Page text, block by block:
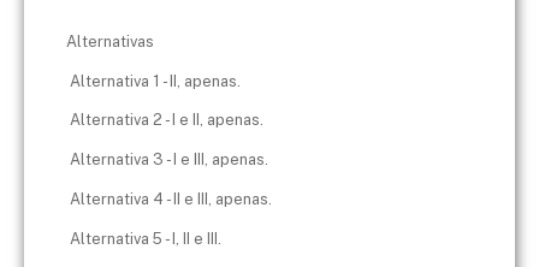
Alternativas
Alternativa 1 - II, apenas.
Alternativa 2 - I e II, apenas.
Alternativa 3 - I e III, apenas.
Alternativa 4 - II e III, apenas.
Alternativa 5 - I, II e III.